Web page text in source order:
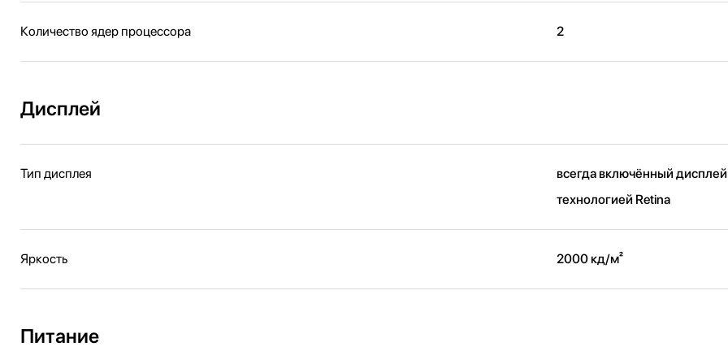
Количество ядер процессора 2
Дисплей
Тип дисплея
всегда включённый дисплей
технологией Retina
Яркость 2000 кд/ м²
Питание